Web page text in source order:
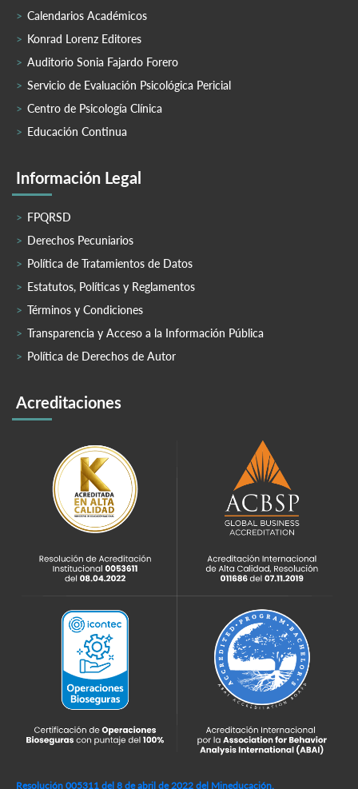
Calendarios Académicos
Konrad Lorenz Editores
Auditorio Sonia Fajardo Forero
Servicio de Evaluación Psicológica Pericial
Centro de Psicología Clínica
Educación Continua
Información Legal
FPQRSD
Derechos Pecuniarios
Política de Tratamientos de Datos
Estatutos, Políticas y Reglamentos
Términos y Condiciones
Transparencia y Acceso a la Información Pública
Política de Derechos de Autor
Acreditaciones
Resolución 005311 del 8 de abril de 2022 del Mineducación,